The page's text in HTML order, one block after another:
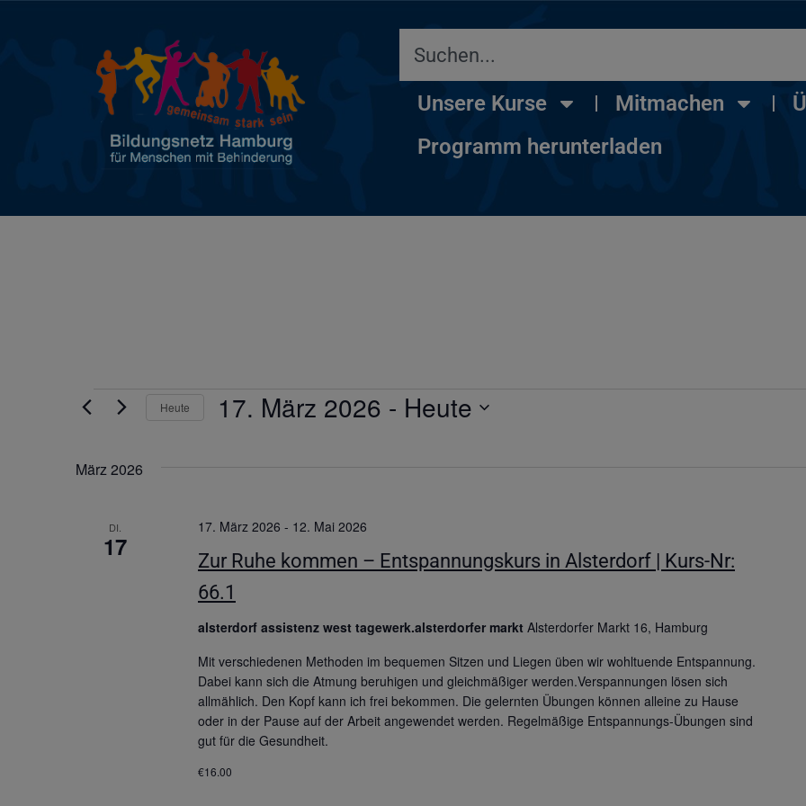
Unsere Kurse Mitmachen
Programm herunterladen
Heute 17. März 2026 - Heute
März 2026
DI.
17
Zur Ruhe kommen – Entspannungskurs in Alsterdorf | Kurs-Nr:
66.1
17. März 2026 - 12. Mai 2026
alsterdorf assistenz west tagewerk.alsterdorfer markt Alsterdorfer Markt 16, Hamburg
Mit verschiedenen Methoden im bequemen Sitzen und Liegen üben wir wohltuende Entspannung.
Dabei kann sich die Atmung beruhigen und gleichmäßiger werden.Verspannungen lösen sich
allmählich. Den Kopf kann ich frei bekommen. Die gelernten Übungen können alleine zu Hause
oder in der Pause auf der Arbeit angewendet werden. Regelmäßige Entspannungs-Übungen sind
gut für die Gesundheit.
€16.00